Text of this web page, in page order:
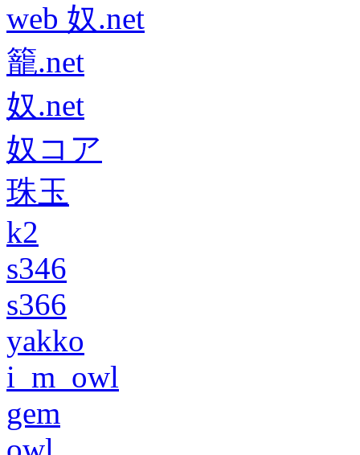
web 奴.net
籠.net
奴.net
奴コア
珠玉
k2
s346
s366
yakko
i_m_owl
gem